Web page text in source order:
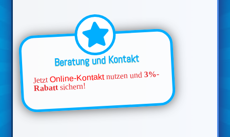
Beratung und Kontakt
JetztOnline-Kontaktnutzen und3%-
Rabattsichern!